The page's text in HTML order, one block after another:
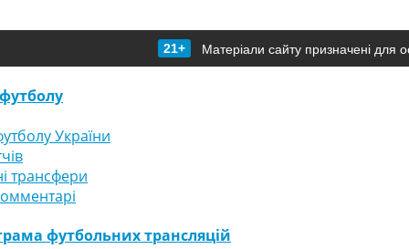
21+ Матеріали сайту призначені для
України
трансфери
футбольних трансляцій